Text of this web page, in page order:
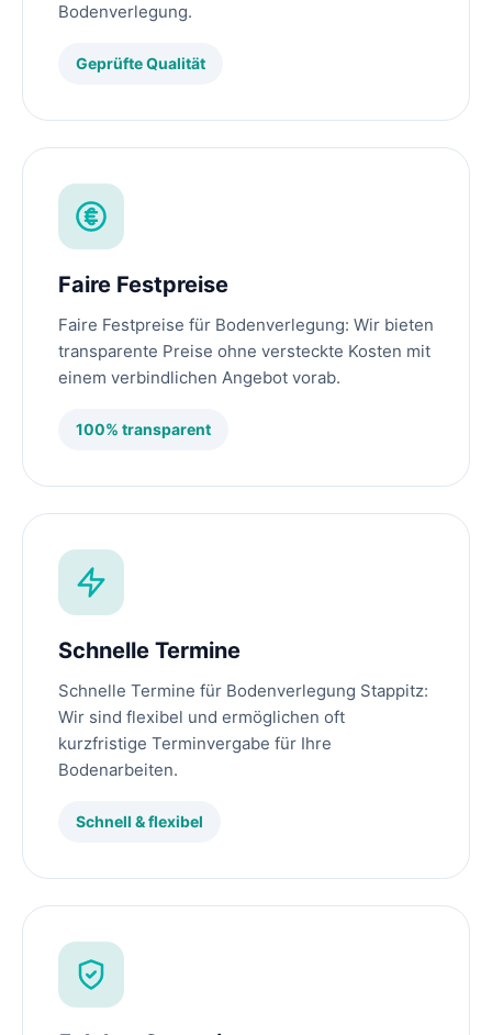
Bodenverlegung.
Geprüfte Qualität
Faire Festpreise
Faire Festpreise für Bodenverlegung: Wir bieten
transparente Preise ohne versteckte Kosten mit
einem verbindlichen Angebot vorab.
100% transparent
Schnelle Termine
Schnelle Termine für Bodenverlegung Stappitz:
Wir sind flexibel und ermöglichen oft
kurzfristige Terminvergabe für Ihre
Bodenarbeiten.
Schnell & flexibel